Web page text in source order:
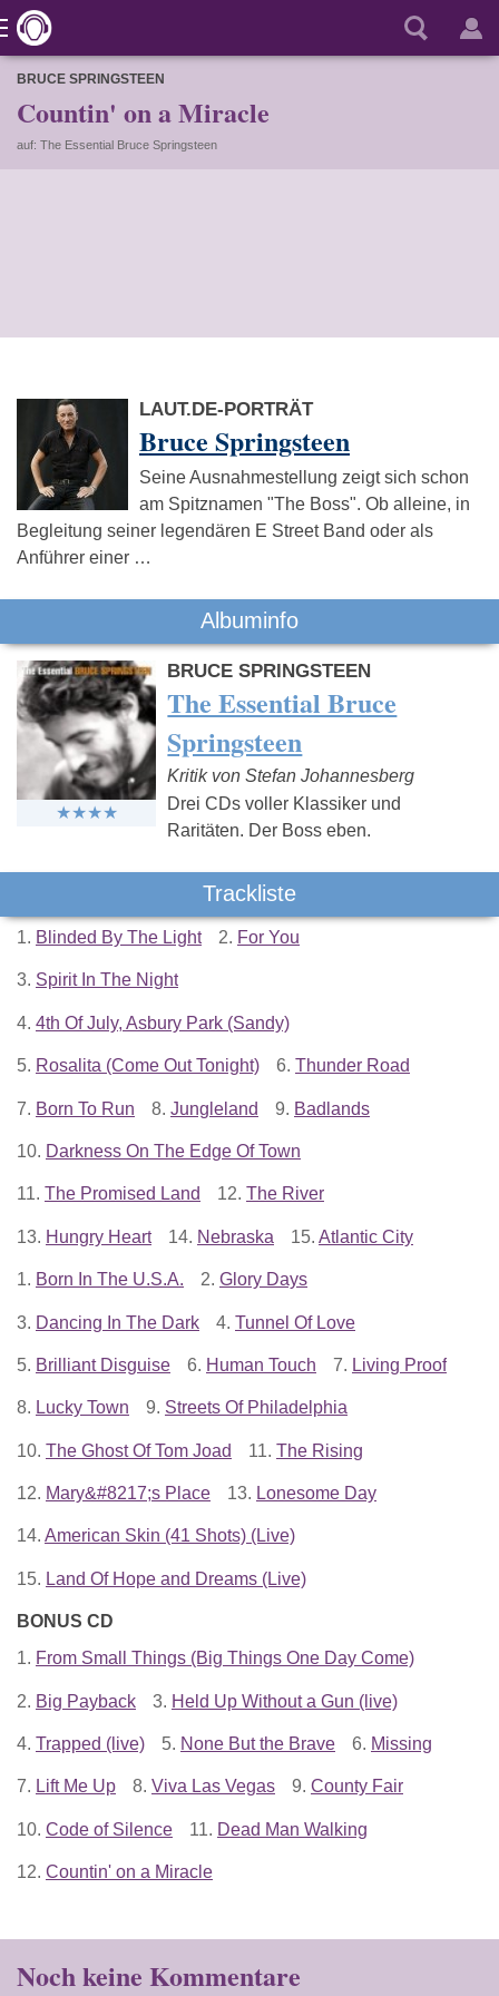
BRUCE SPRINGSTEEN
Countin' on a Miracle
auf: The Essential Bruce Springsteen
LAUT.DE-PORTRÄT
Bruce Springsteen
Seine Ausnahmestellung zeigt sich schon
am Spitznamen "The Boss". Ob alleine, in
Begleitung seiner legendären E Street Band oder als
Anführer einer …
Albuminfo
BRUCE SPRINGSTEEN
The Essential Bruce
Springsteen
Kritik von Stefan Johannesberg
Drei CDs voller Klassiker und
Raritäten. Der Boss eben.
Trackliste
1. Blinded By The Light 2. For You
3. Spirit In The Night
4. 4th Of July, Asbury Park (Sandy)
5. Rosalita (Come Out Tonight) 6. Thunder Road
7. Born To Run 8. Jungleland 9. Badlands
10. Darkness On The Edge Of Town
11. The Promised Land 12. The River
13. Hungry Heart 14. Nebraska 15. Atlantic City
1. Born In The U.S.A. 2. Glory Days
3. Dancing In The Dark 4. Tunnel Of Love
5. Brilliant Disguise 6. Human Touch 7. Living Proof
8. Lucky Town 9. Streets Of Philadelphia
10. The Ghost Of Tom Joad 11. The Rising
12. Mary&#8217;s Place 13. Lonesome Day
14. American Skin (41 Shots) (Live)
15. Land Of Hope and Dreams (Live)
BONUS CD
1. From Small Things (Big Things One Day Come)
2. Big Payback 3. Held Up Without a Gun (live)
4. Trapped (live) 5. None But the Brave 6. Missing
7. Lift Me Up 8. Viva Las Vegas 9. County Fair
10. Code of Silence 11. Dead Man Walking
12. Countin' on a Miracle
Noch keine Kommentare